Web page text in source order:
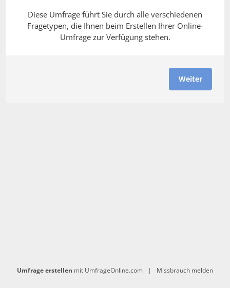
Diese Umfrage führt Sie durch alle verschiedenen
Fragetypen, die Ihnen beim Erstellen Ihrer Online-
Umfrage zur Verfügung stehen.
Weiter
Umfrage erstellen mit UmfrageOnline.com | Missbrauch melden